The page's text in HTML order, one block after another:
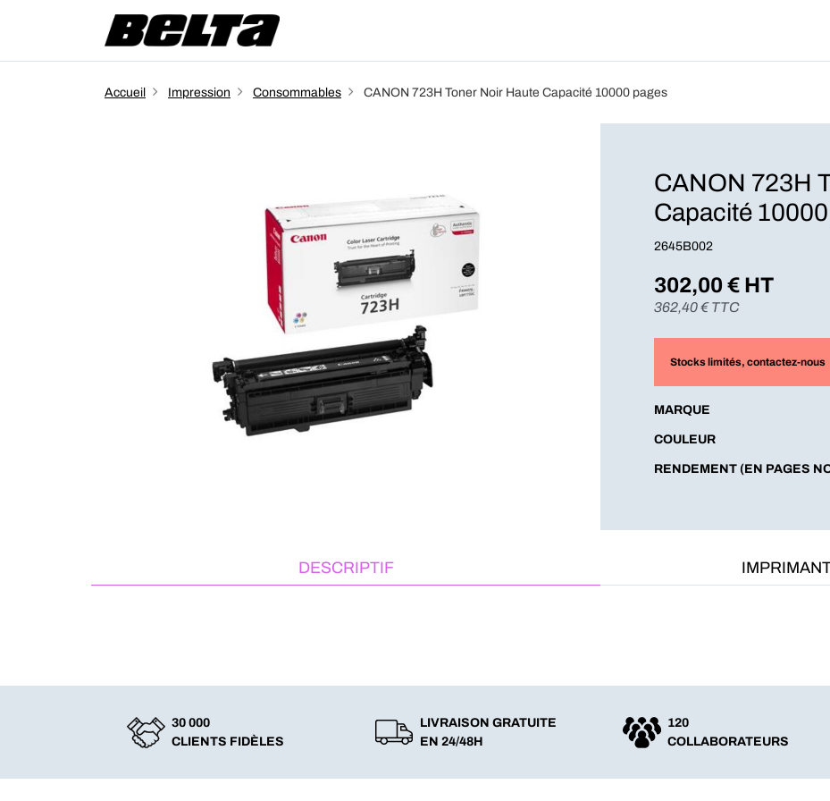
Accueil Impression Consommables CANON 723H Toner Noir Haute Capacité 10000 pages
CANON 723H
Capacité
2645B002
302,00€ HT
362,40€ TTC
Stocks limités, contactez-nous
MARQUE
COULEUR
RENDEMENT (EN PAGES
DESCRIPTIF
30 000
CLIENTS FIDÈLES
LIVRAISON GRATUITE
EN 24/48H
120
COLLABORATEURS